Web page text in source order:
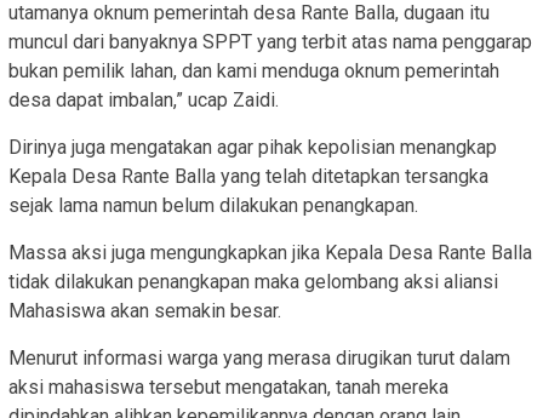
utamanya oknum pemerintah desa Rante Balla, dugaan itu
muncul dari banyaknya SPPT yang terbit atas nama penggarap
bukan pemilik lahan, dan kami menduga oknum pemerintah
desa dapat imbalan,” ucap Zaidi.
Dirinya juga mengatakan agar pihak kepolisian menangkap
Kepala Desa Rante Balla yang telah ditetapkan tersangka
sejak lama namun belum dilakukan penangkapan.
Massa aksi juga mengungkapkan jika Kepala Desa Rante Balla
tidak dilakukan penangkapan maka gelombang aksi aliansi
Mahasiswa akan semakin besar.
Menurut informasi warga yang merasa dirugikan turut dalam
aksi mahasiswa tersebut mengatakan, tanah mereka